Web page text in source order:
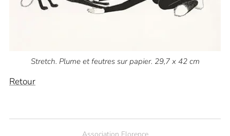
Stretch. Plume et feutres sur papier. 29,7 x 42 cm
Retour